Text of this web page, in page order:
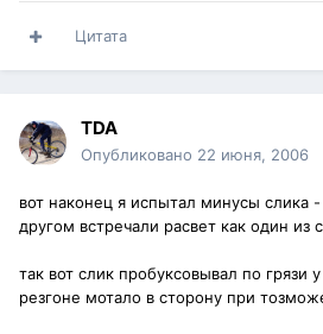
Цитата
TDA
Опубликовано 22 июня, 2006
вот наконец я испытал минусы слика
другом встречали расвет как один из
так вот слик пробуксовывал по грязи
резгоне мотало в сторону при